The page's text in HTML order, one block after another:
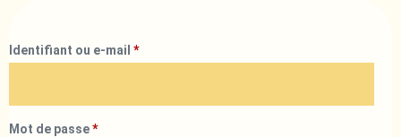
Identifiant ou e-mail *
Mot de passe*